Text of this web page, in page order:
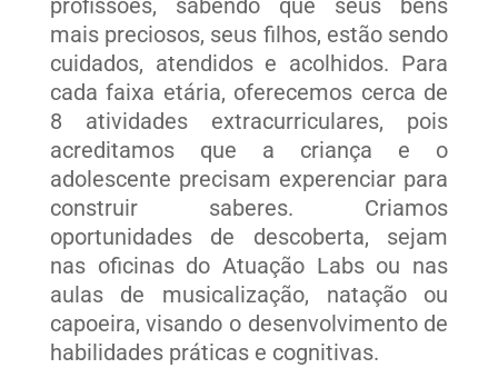
profissões, sabendo que seus bens
mais preciosos, seus filhos, estão sendo
cuidados, atendidos e acolhidos. Para
cada faixa etária, oferecemos cerca de
8 atividades extracurriculares, pois
acreditamos que a criança e o
adolescente precisam experenciar para
construir saberes. Criamos
oportunidades de descoberta, sejam
nas oficinas do Atuação Labs ou nas
aulas de musicalização, natação ou
capoeira, visando o desenvolvimento de
habilidades práticas e cognitivas.